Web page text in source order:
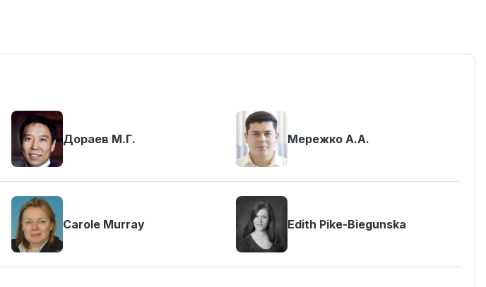
Дораев М.Г. Мережко А.А.
Carole Murray Edith Pike-Biegunska